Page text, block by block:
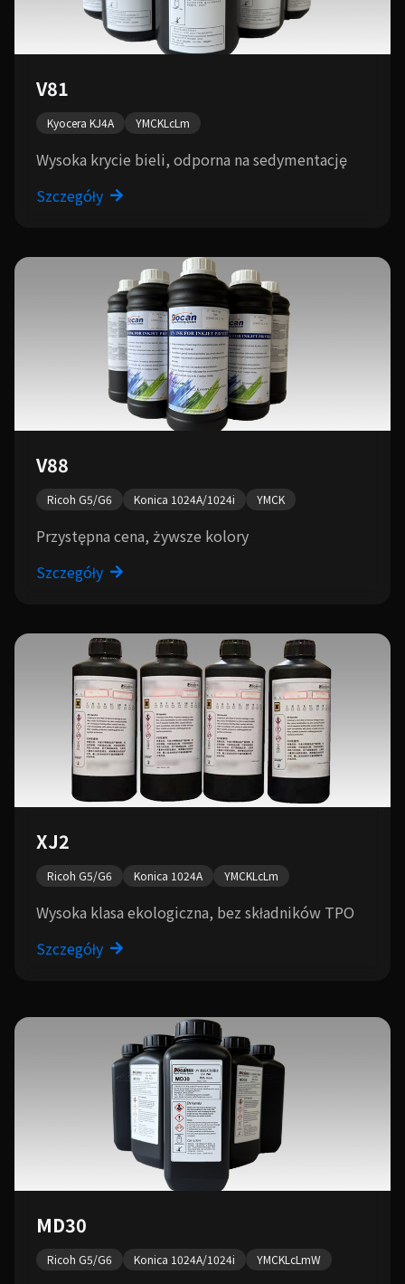
V81
Kyocera KJ4A YMCKLcLm
Wysoka krycie bieli, odporna na sedymentację
Szczegóły
V88
Ricoh G5/G6 Konica 1024A/1024i YMCK
Przystępna cena, żywsze kolory
Szczegóły
XJ2
Ricoh G5/G6 Konica 1024A YMCKLcLm
Wysoka klasa ekologiczna, bez składników TPO
Szczegóły
MD30
Ricoh G5/G6 Konica 1024A/1024i YMCKLcLmW